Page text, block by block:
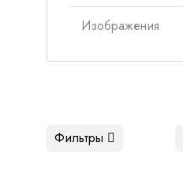
Изображения
Фильтры